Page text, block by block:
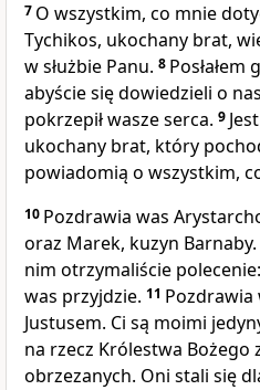
7 O wszystkim, co mnie
Tychikos, ukochany brat,
w służbie Panu. 8 Posłałem
abyście się dowiedzieli o
pokrzepił wasze serca. 9
ukochany brat, który
powiadomią o wszystkim,
10 Pozdrawia was
oraz Marek, kuzyn Barnaby.
nim otrzymaliście
was przyjdzie. 11 Pozdrawia
Justusem. Ci są moimi
na rzecz Królestwa Bożego
obrzezanych. Oni stali się